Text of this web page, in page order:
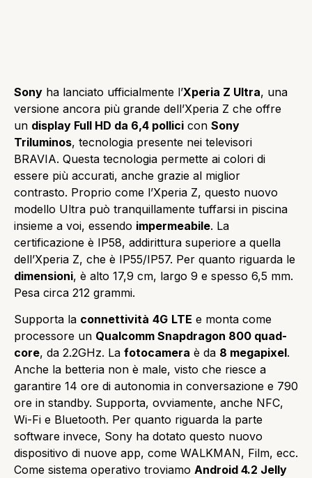
Sony ha lanciato ufficialmente l’Xperia Z Ultra, una
versione ancora più grande dell’Xperia Z che offre
un display Full HD da 6,4 pollici con Sony
Triluminos, tecnologia presente nei televisori
BRAVIA. Questa tecnologia permette ai colori di
essere più accurati, anche grazie al miglior
contrasto. Proprio come l’Xperia Z, questo nuovo
modello Ultra può tranquillamente tuffarsi in piscina
insieme a voi, essendo impermeabile. La
certificazione è IP58, addirittura superiore a quella
dell’Xperia Z, che è IP55/IP57. Per quanto riguarda le
dimensioni, è alto 17,9 cm, largo 9 e spesso 6,5 mm.
Pesa circa 212 grammi.
Supporta la connettività 4G LTE e monta come
processore un Qualcomm Snapdragon 800 quad-
core, da 2.2GHz. La fotocamera è da 8 megapixel.
Anche la betteria non è male, visto che riesce a
garantire 14 ore di autonomia in conversazione e 790
ore in standby. Supporta, ovviamente, anche NFC,
Wi-Fi e Bluetooth. Per quanto riguarda la parte
software invece, Sony ha dotato questo nuovo
dispositivo di nuove app, come WALKMAN, Film, ecc.
Come sistema operativo troviamo Android 4.2 Jelly